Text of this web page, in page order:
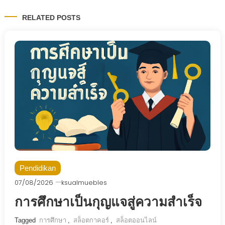
RELATED POSTS
Pendidikan
07/08/2026 ksualmuebles
การศึกษาเป็นกุญแจสู่ความสำเร็จ
Tagged การศึกษา , สล็อตกาคอร์ , สล็อตออนไลน์